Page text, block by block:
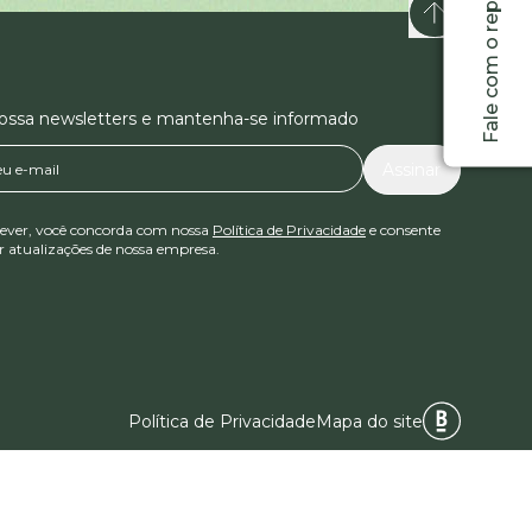
newsletters e mantenha-se informado
Assinar
você concorda com nossa Política de Privacidadee consente
atualizações de nossa empresa.
Política de PrivacidadeMapa do site